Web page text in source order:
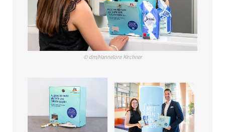
© dm/Hannelore Kirchner